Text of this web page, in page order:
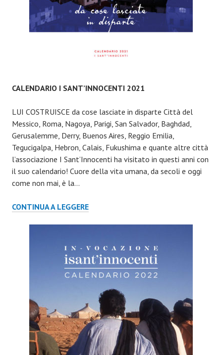
CALENDARIO I SANT’INNOCENTI 2021
LUI COSTRUISCE da cose lasciate in disparte Città del
Messico, Roma, Nagoya, Parigi, San Salvador, Baghdad,
Gerusalemme, Derry, Buenos Aires, Reggio Emilia,
Tegucigalpa, Hebron, Calais, Fukushima e quante altre città
l’associazione I Sant’Innocenti ha visitato in questi anni con
il suo calendario! Cuore della vita umana, da secoli e oggi
come non mai, è la…
CONTINUA A LEGGERECALENDARIO